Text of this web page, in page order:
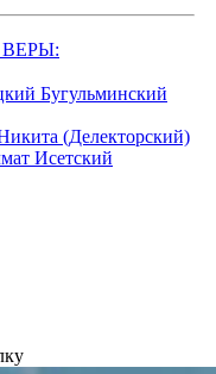
ВЕРЫ:
Бугульминский
(Делекторский)
Исетский